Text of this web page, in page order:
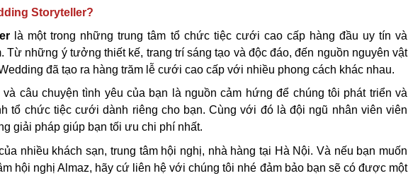
Storyteller?
là một trong những trung tâm tổ chức tiệc cưới cao cấp hàng đầu uy tín và
Từ những ý tưởng thiết kế, trang trí sáng tạo và độc đáo, đến nguồn nguyên vật
đã tạo ra hàng trăm lễ cưới cao cấp với nhiều phong cách khác nhau.
câu chuyện tình yêu của bạn là nguồn cảm hứng để chúng tôi phát triển và
tổ chức tiệc cưới dành riêng cho bạn. Cùng với đó là đội ngũ nhân viên viên
giải pháp giúp bạn tối ưu chi phí nhất.
nhiều khách sạn, trung tâm hội nghị, nhà hàng tại Hà Nội. Và nếu bạn muốn
hội nghị Almaz, hãy cứ liên hệ với chúng tôi nhé đảm bảo bạn sẽ có được một